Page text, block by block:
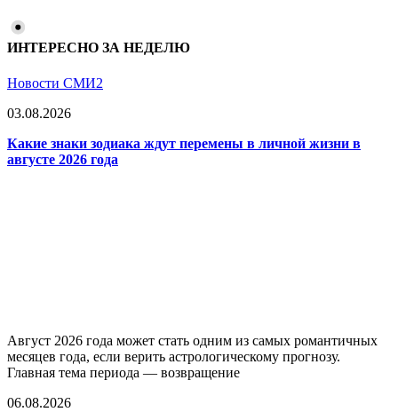
ИНТЕРЕСНО ЗА НЕДЕЛЮ
Новости СМИ2
03.08.2026
Какие знаки зодиака ждут перемены в личной жизни в
августе 2026 года
Август 2026 года может стать одним из самых романтичных
месяцев года, если верить астрологическому прогнозу.
Главная тема периода — возвращение
06.08.2026